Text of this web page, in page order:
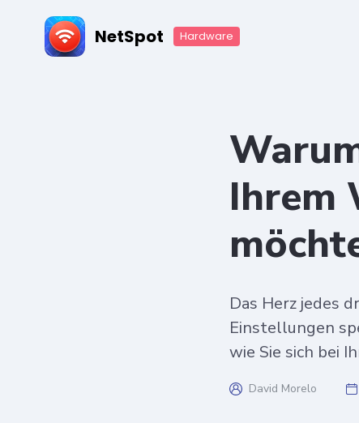
NetSpot Hardware
Ihrem
Das Herz jedes
Einstellungen
wie Sie sich bei
David Morelo